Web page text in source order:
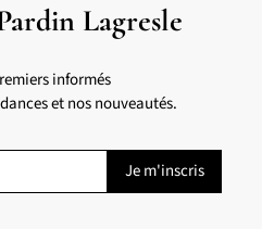
Lagresle
informés
et nos nouveautés.